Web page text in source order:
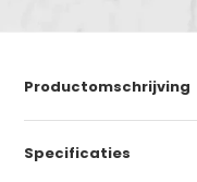
Productomschrijving
Specificaties